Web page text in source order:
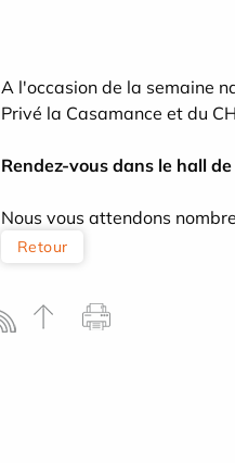
A l'occasion de la semaine
Privé la Casamance et du
Rendez-vous dans le hall
Nous vous attendons
Retour